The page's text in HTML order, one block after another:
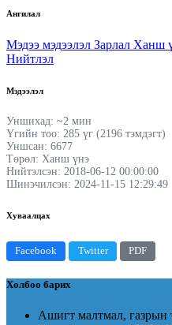
Ангилал
Мэдээ мэдээлэл Зарлал Ханш
Нийтлэл
Мэдээлэл
Уншихад: ~2 мин
Үгийн тоо: 285 үг (2196 тэмдэгт)
Уншсан: 6677
Төрөл: Ханш үнэ
Нийтэлсэн: 2018-06-12 00:00:00
Шинэчилсэн: 2024-11-15 12:29:49
Хуваалцах
Facebook Twitter PDF
Холбоо барих
Ашигт малтмал, газрын